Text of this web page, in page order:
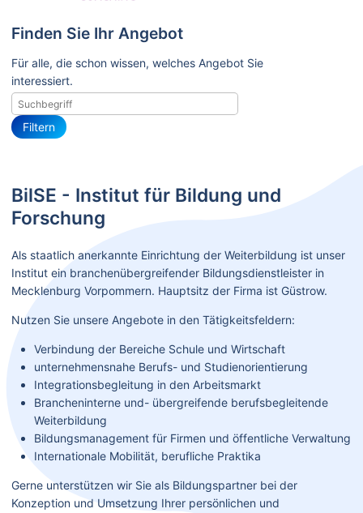
Finden Sie Ihr Angebot
Für alle, die schon wissen, welches Angebot Sie
interessiert.
Filtern
BilSE - Institut für Bildung und
Forschung
Als staatlich anerkannte Einrichtung der Weiterbildung ist unser
Institut ein branchenübergreifender Bildungsdienstleister in
Mecklenburg Vorpommern. Hauptsitz der Firma ist Güstrow.
Nutzen Sie unsere Angebote in den Tätigkeitsfeldern:
Verbindung der Bereiche Schule und Wirtschaft
unternehmensnahe Berufs- und Studienorientierung
Integrationsbegleitung in den Arbeitsmarkt
Brancheninterne und- übergreifende berufsbegleitende
Weiterbildung
Bildungsmanagement für Firmen und öffentliche Verwaltung
Internationale Mobilität, berufliche Praktika
Gerne unterstützen wir Sie als Bildungspartner bei der
Konzeption und Umsetzung Ihrer persönlichen und